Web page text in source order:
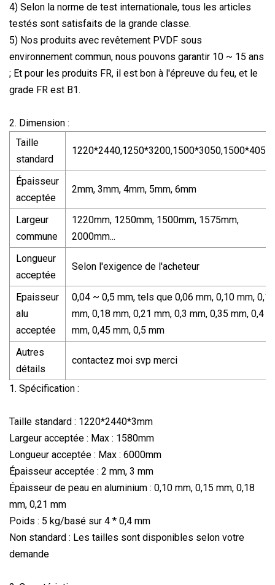
4) Selon la norme de test internationale, tous les articles
testés sont satisfaits de la grande classe.
5) Nos produits avec revêtement PVDF sous
environnement commun, nous pouvons garantir 10 ~ 15 ans
; Et pour les produits FR, il est bon à l'épreuve du feu, et le
grade FR est B1.
2. Dimension :
Taille
standard
Épaisseur
acceptée
2mm, 3mm, 4mm, 5mm, 6mm
Largeur
commune
1220mm, 1250mm, 1500mm, 1575mm,
2000mm...
Longueur
acceptée
Selon l'exigence de l'acheteur
Epaisseur
alu
acceptée
0,04 ~ 0,5 mm, tels que 0,06 mm, 0,10 mm, 0,15
mm, 0,18 mm, 0,21 mm, 0,3 mm, 0,35 mm, 0,4
mm, 0,45 mm, 0,5 mm
Autres
détails
contactez moi svp merci
1. Spécification :
Taille standard : 1220*2440*3mm
Largeur acceptée : Max : 1580mm
Longueur acceptée : Max : 6000mm
Épaisseur acceptée : 2 mm, 3 mm
Épaisseur de peau en aluminium : 0,10 mm, 0,15 mm, 0,18
mm, 0,21 mm
Poids : 5 kg/basé sur 4 * 0,4 mm
Non standard : Les tailles sont disponibles selon votre
demande